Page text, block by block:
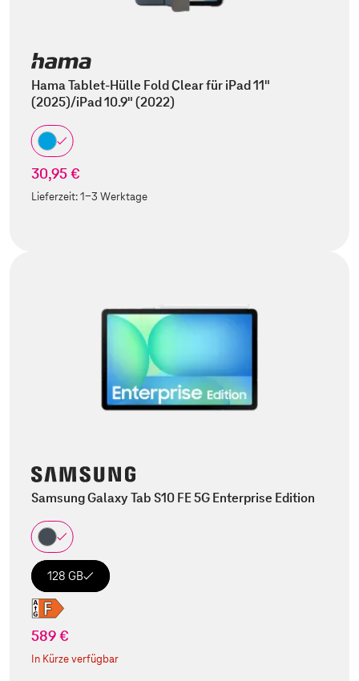
Hama Tablet-Hülle Fold Clear für iPad 11"
(2025)/iPad 10.9" (2022)
30,95 €
Lieferzeit:1-3 Werktage
Samsung Galaxy Tab S10 FE 5G Enterprise Edition
128 GB
589 €
In Kürze verfügbar